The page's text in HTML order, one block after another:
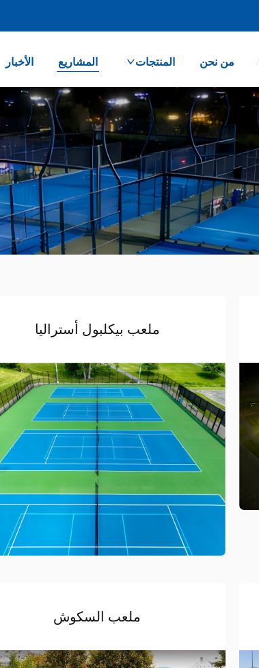
من نحن المنتجات المشاريع الأخبار
ملعب بيكلبول أستراليا
ملعب السكوش